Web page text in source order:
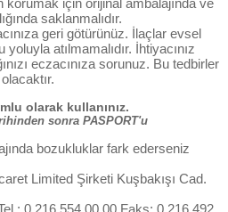
saklanmalıdır.
geri götürünüz. İlaçlar evsel
atılmamalıdır. İhtiyacınız
eczacınıza sorunuz. Bu tedbirler
olarak kullanınız.
sonra PASPORT'u
bozukluklar fark ederseniz
Limited Şirketi Kuşbakışı Cad.
: 0 216 554 00 00 Faks: 0 216 492